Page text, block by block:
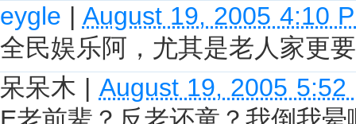
eygle | August 19, 2005 4:10
全民娱乐阿，尤其是老人家更
呆呆木 | August 19, 2005 5:52